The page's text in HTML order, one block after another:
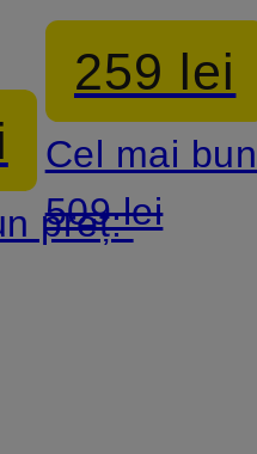
preț:
259 lei
Cel mai
509 lei